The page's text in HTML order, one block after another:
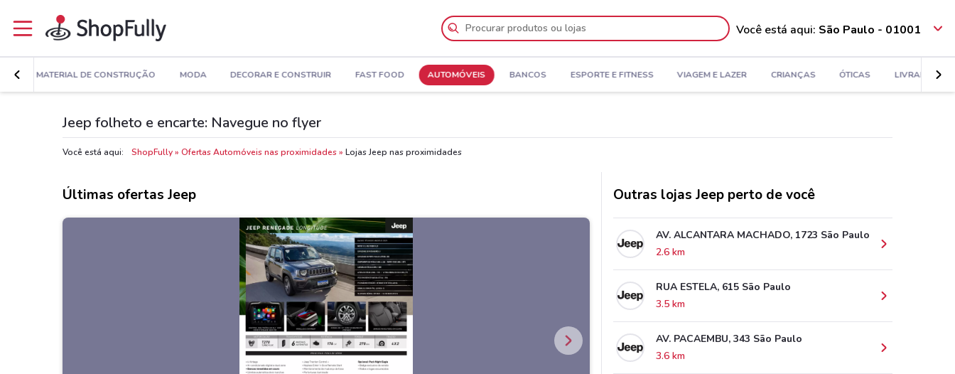
Você está aqui: São Paulo - 01001
MATERIAL DE CONSTRUÇÃO MODA DECORAR E CONSTRUIR FAST FOOD AUTOMÓVEIS BANCOS ESPORTE E FITNESS VIAGEM E LAZER CRIANÇAS ÓTICAS LIVRARIA,
Jeep folheto e encarte: Navegue no flyer
Você está aqui: ShopFully Ofertas Automóveis nas proximidades Lojas Jeep nas proximidades
Últimas ofertas Jeep Outras lojas Jeep perto de você
AV. ALCANTARA MACHADO, 1723 São Paulo
2.6 km
RUA ESTELA, 615 São Paulo
3.5 km
AV. PACAEMBU, 343 São Paulo
3.6 km